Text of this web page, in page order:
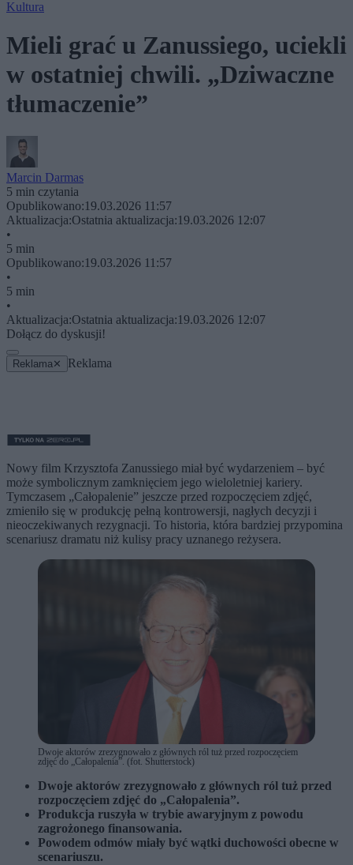
Kultura
Mieli grać u Zanussiego, uciekli
w ostatniej chwili. „Dziwaczne
tłumaczenie”
Marcin Darmas
5 min czytania
Opublikowano:19.03.2026 11:57
Aktualizacja:Ostatnia aktualizacja:19.03.2026 12:07
•
5 min
Opublikowano:19.03.2026 11:57
•
5 min
•
Aktualizacja:Ostatnia aktualizacja:19.03.2026 12:07
Dołącz do dyskusji!
Reklama ✕ Reklama
Nowy film Krzysztofa Zanussiego miał być wydarzeniem – być
może symbolicznym zamknięciem jego wieloletniej kariery.
Tymczasem „Całopalenie” jeszcze przed rozpoczęciem zdjęć,
zmieniło się w produkcję pełną kontrowersji, nagłych decyzji i
nieoczekiwanych rezygnacji. To historia, która bardziej przypomina
scenariusz dramatu niż kulisy pracy uznanego reżysera.
Dwoje aktorów zrezygnowało z głównych ról tuż przed rozpoczęciem
zdjęć do „Całopalenia”. (fot. Shutterstock)
Dwoje aktorów zrezygnowało z głównych ról tuż przed
rozpoczęciem zdjęć do „Całopalenia”.
Produkcja ruszyła w trybie awaryjnym z powodu
zagrożonego finansowania.
Powodem odmów miały być wątki duchowości obecne w
scenariuszu.